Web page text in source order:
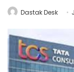
Dastak Desk